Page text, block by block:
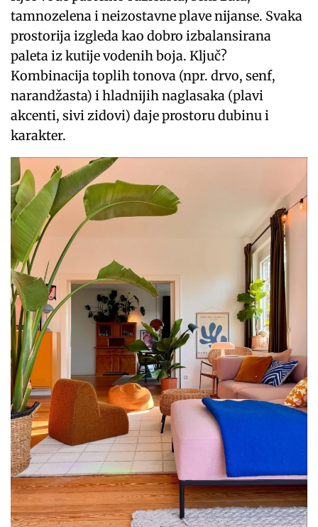
tamnozelena i neizostavne plave nijanse. Svaka
prostorija izgleda kao dobro izbalansirana
paleta iz kutije vodenih boja. Ključ?
Kombinacija toplih tonova (npr. drvo, senf,
narandžasta) i hladnijih naglasaka (plavi
akcenti, sivi zidovi) daje prostoru dubinu i
karakter.